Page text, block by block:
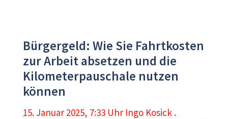
Bürgergeld: Wie Sie Fahrtkosten
zur Arbeit absetzen und die
Kilometerpauschale nutzen
können
15. Januar 2025, 7:33 Uhr Ingo Kosick .